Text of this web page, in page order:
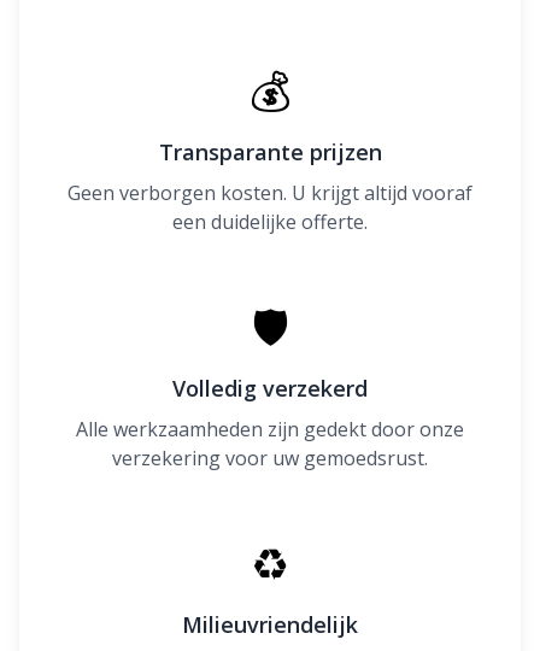
💰
Transparante prijzen
Geen verborgen kosten. U krijgt altijd vooraf
een duidelijke offerte.
🛡
Volledig verzekerd
Alle werkzaamheden zijn gedekt door onze
verzekering voor uw gemoedsrust.
♻
Milieuvriendelijk